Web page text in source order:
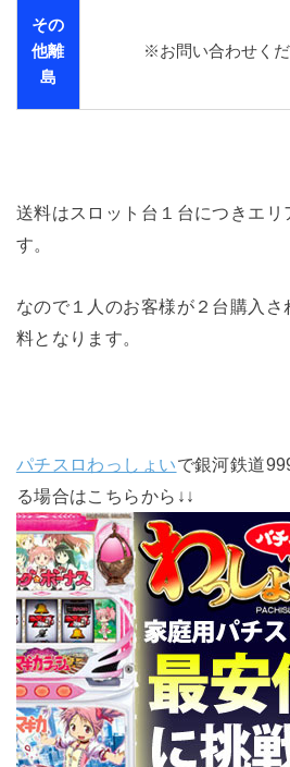
その
他離
島
※お問い合わせくだ
送料はスロット台１台につきエリ
す。
なので１人のお客様が２台購入
料となります。
パチスロわっしょいで銀河鉄道
る場合はこちらから↓↓